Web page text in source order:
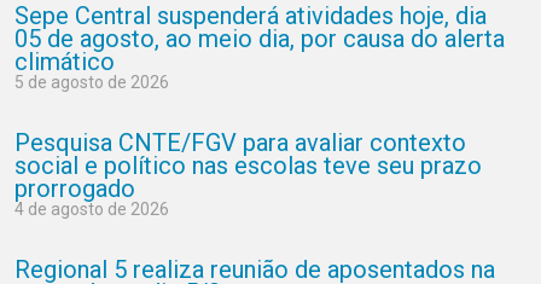
Sepe Central suspenderá atividades hoje, dia
05 de agosto, ao meio dia, por causa do alerta
climático
5 de agosto de 2026
Pesquisa CNTE/FGV para avaliar contexto
social e político nas escolas teve seu prazo
prorrogado
4 de agosto de 2026
Regional 5 realiza reunião de aposentados na